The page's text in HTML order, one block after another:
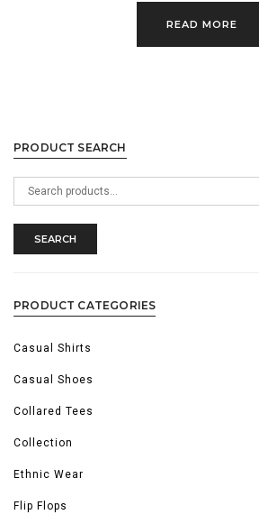
READ MORE
PRODUCT SEARCH
Search
SEARCH
PRODUCT CATEGORIES
Casual Shirts
Casual Shoes
Collared Tees
Collection
Ethnic Wear
Flip Flops